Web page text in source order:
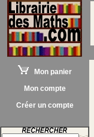
Mon panier
Mon compte
Créer un compte